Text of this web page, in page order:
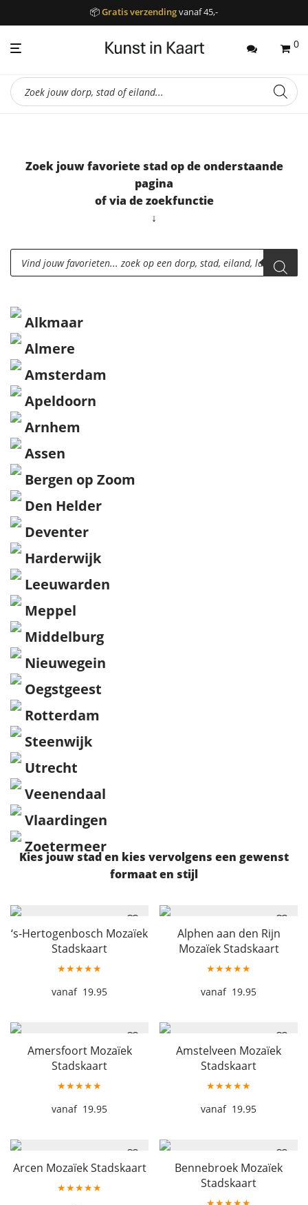
📦Gratis verzendingvanaf 45,-
0
Producten
zoeken
Zoek jouw favoriete stad op de onderstaande
pagina
of via de zoekfunctie
↓
Producten
zoeken
Alkmaar
Almere
Amsterdam
Apeldoorn
Arnhem
Assen
Bergen op Zoom
Den Helder
Deventer
Harderwijk
Leeuwarden
Meppel
Middelburg
Nieuwegein
Oegstgeest
Rotterdam
Steenwijk
Utrecht
Veenendaal
Vlaardingen
Zoetermeer
Kies jouw stad en kies vervolgens een gewenst
formaat en stijl
‘s-Hertogenbosch Mozaïek
Stadskaart
★★★★★
19.95
Alphen aan den Rijn
Mozaïek Stadskaart
★★★★★
19.95
Amersfoort Mozaïek
Stadskaart
★★★★★
19.95
Amstelveen Mozaïek
Stadskaart
★★★★★
19.95
Arcen Mozaïek Stadskaart
★★★★★
Bennebroek Mozaïek
Stadskaart